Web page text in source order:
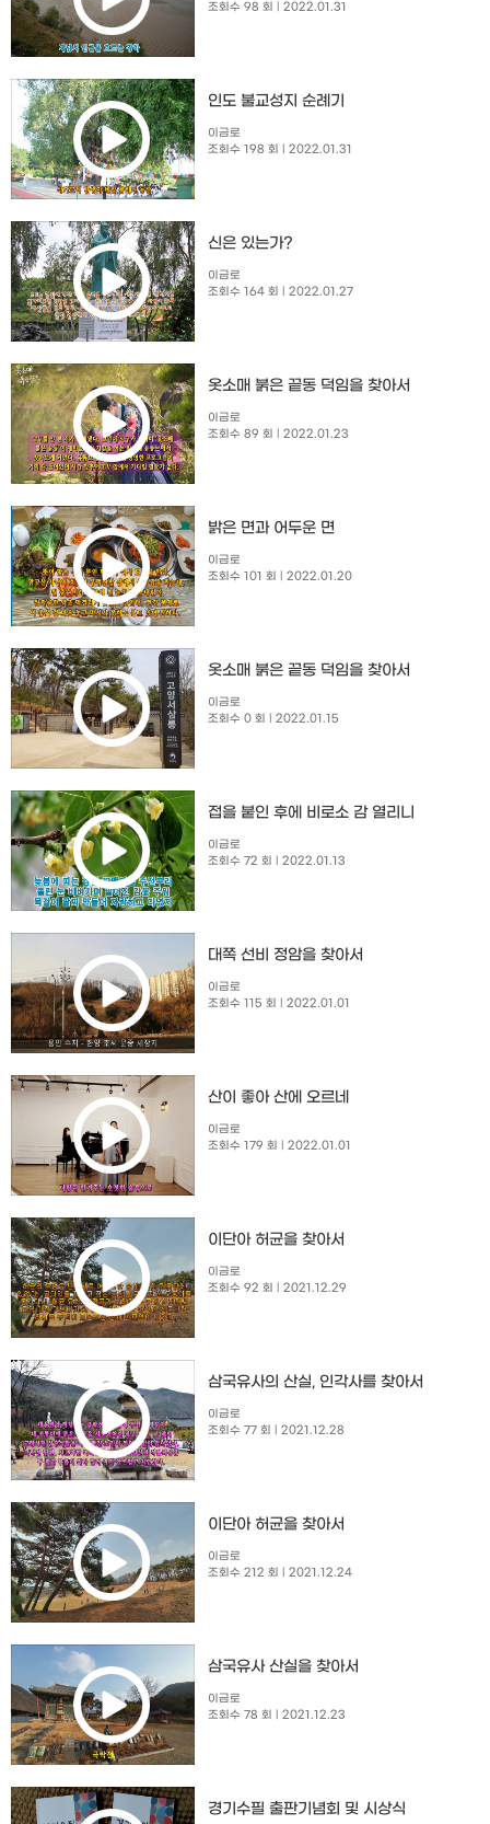
조회수 98 회
| 2022.01.31
인도 불교성지 순례기
이금로
조회수 198 회
| 2022.01.31
신은 있는가?
이금로
조회수 164 회
| 2022.01.27
옷소매 붉은 끝동 덕임을 찾아서
이금로
조회수 89 회
| 2022.01.23
밝은 면과 어두운 면
이금로
조회수 101 회
| 2022.01.20
옷소매 붉은 끝동 덕임을 찾아서
이금로
조회수 0 회
| 2022.01.15
접을 붙인 후에 비로소 감 열리니
이금로
조회수 72 회
| 2022.01.13
대쪽 선비 정암을 찾아서
이금로
조회수 115 회
| 2022.01.01
산이 좋아 산에 오르네
이금로
조회수 179 회
| 2022.01.01
이단아 허균을 찾아서
이금로
조회수 92 회
| 2021.12.29
삼국유사의 산실, 인각사를 찾아서
이금로
조회수 77 회
| 2021.12.28
이단아 허균을 찾아서
이금로
조회수 212 회
| 2021.12.24
삼국유사 산실을 찾아서
이금로
조회수 78 회
| 2021.12.23
경기수필 출판기념회 및 시상식